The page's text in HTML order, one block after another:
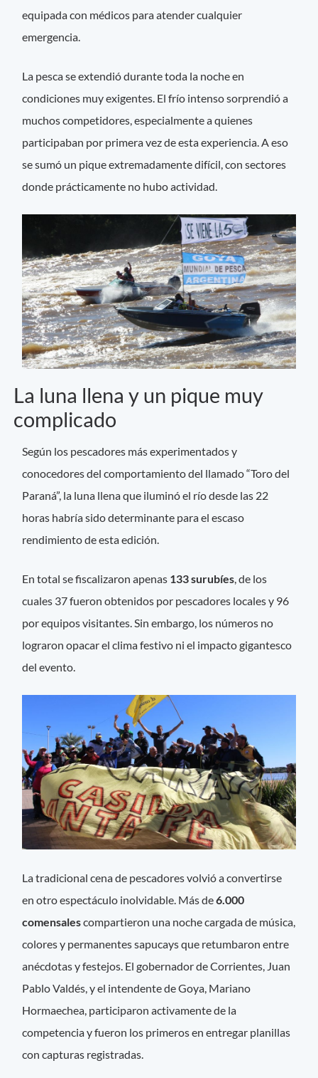
equipada con médicos para atender cualquier
emergencia.
La pesca se extendió durante toda la noche en
condiciones muy exigentes. El frío intenso sorprendió a
muchos competidores, especialmente a quienes
participaban por primera vez de esta experiencia. A eso
se sumó un pique extremadamente difícil, con sectores
donde prácticamente no hubo actividad.
La luna llena y un pique muy
complicado
Según los pescadores más experimentados y
conocedores del comportamiento del llamado “Toro del
Paraná”, la luna llena que iluminó el río desde las 22
horas habría sido determinante para el escaso
rendimiento de esta edición.
En total se fiscalizaron apenas 133 surubíes, de los
cuales 37 fueron obtenidos por pescadores locales y 96
por equipos visitantes. Sin embargo, los números no
lograron opacar el clima festivo ni el impacto gigantesco
del evento.
La tradicional cena de pescadores volvió a convertirse
en otro espectáculo inolvidable. Más de6.000
comensalescompartieron una noche cargada de música,
colores y permanentes sapucays que retumbaron entre
anécdotas y festejos. El gobernador de Corrientes, Juan
Pablo Valdés, y el intendente de Goya, Mariano
Hormaechea, participaron activamente de la
competencia y fueron los primeros en entregar planillas
con capturas registradas.